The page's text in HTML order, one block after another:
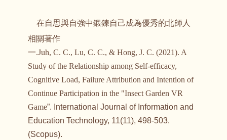
在自思與自強中鍛鍊自己成為優秀的北師人
相關著作
一.Juh, C. C., Lu, C. C., & Hong, J. C. (2021). A
Study of the Relationship among Self-efficacy,
Cognitive Load, Failure Attribution and Intention of
Continue Participation in the "Insect Garden VR
Game”. International Journal of Information and
Education Technology, 11(11), 498-503.
(Scopus).